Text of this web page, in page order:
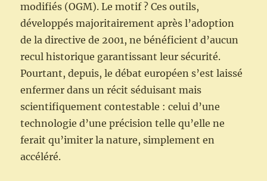
modifiés (OGM). Le motif ? Ces outils,
développés majoritairement après l’adoption
de la directive de 2001, ne bénéficient d’aucun
recul historique garantissant leur sécurité.
Pourtant, depuis, le débat européen s’est laissé
enfermer dans un récit séduisant mais
scientifiquement contestable : celui d’une
technologie d’une précision telle qu’elle ne
ferait qu’imiter la nature, simplement en
accéléré.